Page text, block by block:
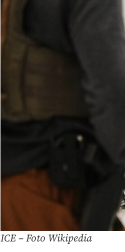
ICE – Foto Wikipedia